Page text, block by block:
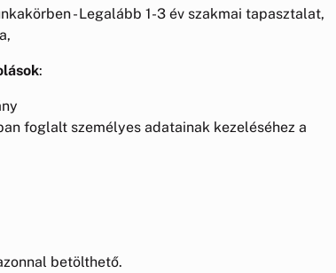
- Legalább 1-3 év szakmai tapasztalat,
:
foglalt személyes adatainak kezeléséhez a
betölthető.